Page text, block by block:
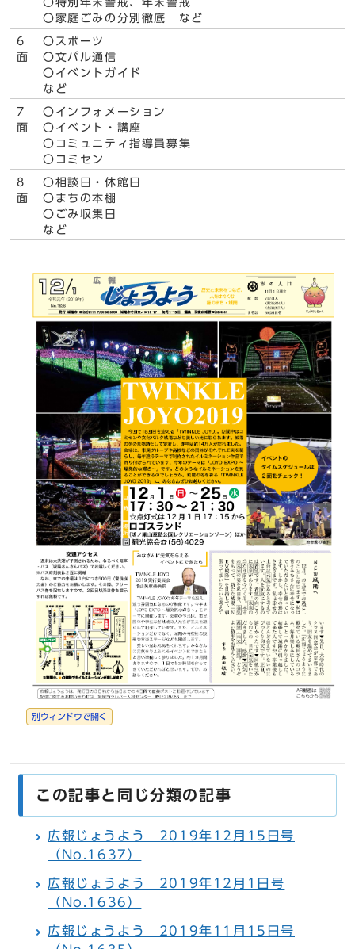
〇特別年末警戒、年末警戒
〇家庭ごみの分別徹底 など
6
面
〇スポーツ
〇文パル通信
〇イベントガイド
など
7
面
〇インフォメーション
〇イベント・講座
〇コミュニティ指導員募集
〇コミセン
8
面
〇相談日・休館日
〇まちの本棚
〇ごみ収集日
など
別ウィンドウで開く
この記事と同じ分類の記事
広報じょうよう 2019年12月15日号
（No.1637）
広報じょうよう 2019年12月1日号
（No.1636）
広報じょうよう 2019年11月15日号